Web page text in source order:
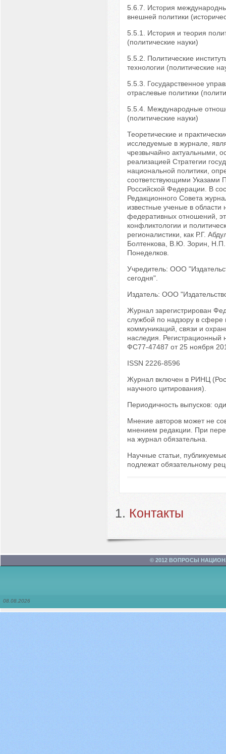
5.6.7. История
внешней политики
5.5.1. История и теория
(политические науки)
5.5.2. Политические
технологии (политические
5.5.3. Государственное
отраслевые политики
5.5.4. Международные
(политические науки)
Теоретические и
исследуемые в журнале,
чрезвычайно актуальными,
реализацией Стратегии
национальной политики,
соответствующими Указами
Российской Федерации. В
Редакционного Совета
известные ученые в области
федеративных отношений,
конфликтологии и
регионалистики, как Р.Г.
Болтенкова, В.Ю. Зорин,
Понеделков.
Учредитель: ООО
сегодня".
Издатель: ООО
Журнал зарегистрирован
службой по надзору в сфере
коммуникаций, связи и
наследия.
ФС77-47487 от 25 ноября
ISSN 2226-8596
Журнал включен в РИНЦ
научного цитирования).
Периодичность выпусков:
Мнение авторов может не
мнением редакции. При
на журнал обязательна.
Научные статьи,
подлежат обязательному
Контакты
© 2012 ВОПРОСЫ
08.08.2026